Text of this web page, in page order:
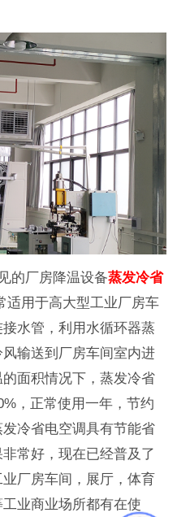
的厂房降温设备蒸发冷省
适用于高大型工业厂房车
水管，利用水循环器蒸
输送到厂房车间室内进
面积情况下，蒸发冷省
，正常使用一年，节约
冷省电空调具有节能省
常好，现在已经普及了
厂房车间，展厅，体育
业商业场所都有在使